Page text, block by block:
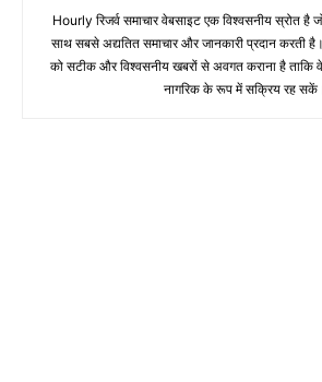
Hourly रिजर्व समाचार वेबसाइट एक विश्वसनीय स्रोत है
साथ सबसे अद्यतित समाचार और जानकारी प्रदान करती है।
को सटीक और विश्वसनीय खबरों से अवगत कराना है ताकि
नागरिक के रूप में सक्रिय रह